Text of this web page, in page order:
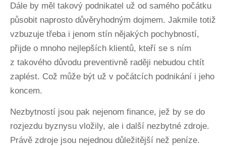
Dále by měl takový podnikatel už od samého počátku
působit naprosto důvěryhodným dojmem. Jakmile totiž
vzbuzuje třeba i jenom stín nějakých pochybností,
přijde o mnoho nejlepších klientů, kteří se s ním
z takového důvodu preventivně raději nebudou chtít
zaplést. Což může být už v počátcích podnikání i jeho
koncem.
Nezbytností jsou pak nejenom finance, jež by se do
rozjezdu byznysu vložily, ale i další nezbytné zdroje.
Právě zdroje jsou nejednou důležitější než peníze.